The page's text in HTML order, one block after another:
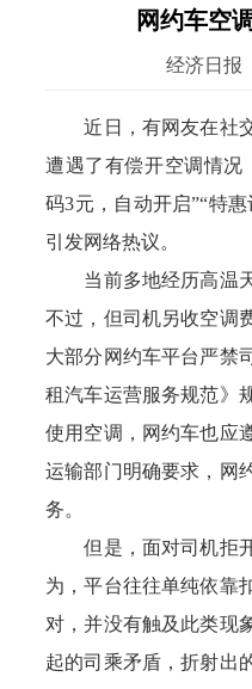
网约车空
经济日报
近日，有网友在社交
遭遇了有偿开空调情况
码3元，自动开启”“特
引发网络热议。
当前多地经历高温天
不过，但司机另收空调
大部分网约车平台严禁
租汽车运营服务规范》
使用空调，网约车也应
运输部门明确要求，网
务。
但是，面对司机拒开
为，平台往往单纯依靠
对，并没有触及此类现
起的司乘矛盾，折射出